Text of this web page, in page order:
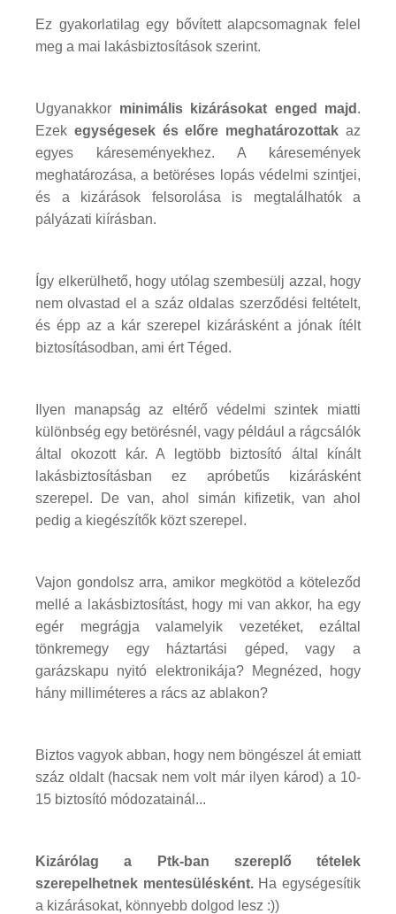
Ez gyakorlatilag egy bővített alapcsomagnak felel
meg a mai lakásbiztosítások szerint.
Ugyanakkor minimális kizárásokat enged majd .
Ezek egységesek és előre meghatározottak az
egyes káreseményekhez. A káresemények
meghatározása, a betöréses lopás védelmi szintjei,
és a kizárások felsorolása is megtalálhatók a
pályázati kiírásban.
Így elkerülhető, hogy utólag szembesülj azzal, hogy
nem olvastad el a száz oldalas szerződési feltételt,
és épp az a kár szerepel kizárásként a jónak ítélt
biztosításodban, ami ért Téged.
Ilyen manapság az eltérő védelmi szintek miatti
különbség egy betörésnél, vagy például a rágcsálók
által okozott kár. A legtöbb biztosító által kínált
lakásbiztosításban ez apróbetűs kizárásként
szerepel. De van, ahol simán kifizetik, van ahol
pedig a kiegészítők közt szerepel.
Vajon gondolsz arra, amikor megkötöd a köteleződ
mellé a lakásbiztosítást, hogy mi van akkor, ha egy
egér megrágja valamelyik vezetéket, ezáltal
tönkremegy egy háztartási géped, vagy a
garázskapu nyitó elektronikája? Megnézed, hogy
hány milliméteres a rács az ablakon?
Biztos vagyok abban, hogy nem böngészel át emiatt
száz oldalt (hacsak nem volt már ilyen károd) a 10-
15 biztosító módozatainál...
Kizárólag a Ptk-ban szereplő tételek
szerepelhetnek mentesülésként.Ha egységesítik
a kizárásokat, könnyebb dolgod lesz :))